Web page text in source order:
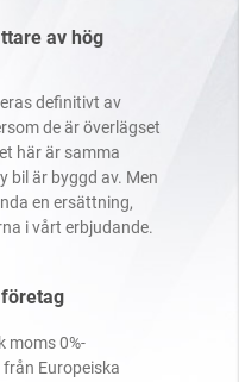
av hög
definitivt av
de är överlägset
här är samma
bil är byggd av. Men
en ersättning,
i vårt erbjudande.
moms 0%-
Europeiska